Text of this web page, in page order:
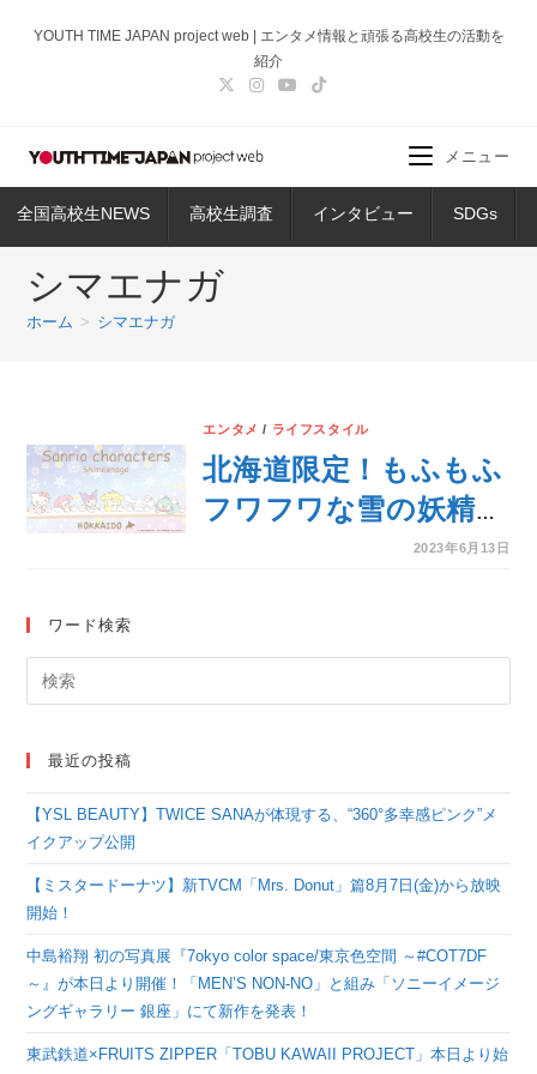
ス
ッ
YOUTH TIME JAPAN project web | エンタメ情報と頑張る高校生の活動を
紹介
全国高校生NEWS 高校生調査 インタビュー SDGs
メニュー
シマエナガ
ホーム > シマエナガ
エンタメ / ライフスタイル
北海道限定！もふもふ
フワフワな雪の妖精・
シマエナガとサンリオ
新発売！
2023年6月13日
ワード検索
最近の投稿
【YSL BEAUTY】TWICE SANAが体現する、“360°多幸感ピンク”メ
イクアップ公開
【ミスタードーナツ】新TVCM「Mrs. Donut」篇8月7日(金)から放映
開始！
中島裕翔 初の写真展『7okyo color space/東京色空間 ～#COT7DF
～』が本日より開催！「MEN’S NON-NO」と組み「ソニーイメージ
ングギャラリー 銀座」にて新作を発表！
東武鉄道×FRUITS ZIPPER「TOBU KAWAII PROJECT」本日より始